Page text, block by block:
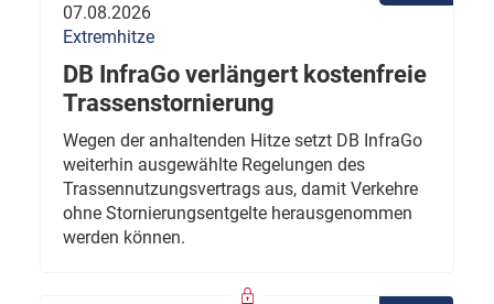
07.08.2026
Extremhitze
DB InfraGo verlängert kostenfreie
Trassenstornierung
Wegen der anhaltenden Hitze setzt DB InfraGo
weiterhin ausgewählte Regelungen des
Trassennutzungsvertrags aus, damit Verkehre
ohne Stornierungsentgelte herausgenommen
werden können.